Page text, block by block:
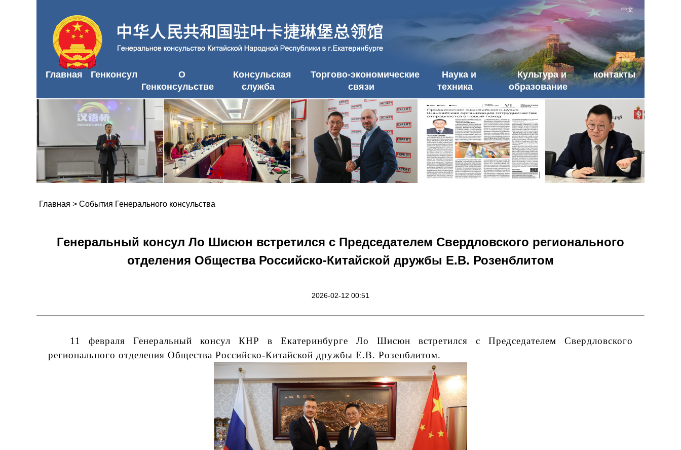
中文
Главная Генконсул
О
Генконсульстве
Консульская
служба
Торгово-экономические
связи
Наука и
техника
Культура и
образование
контакты
Главная > События Генерального консульства
Генеральный консул Ло Шисюн встретился с Председателем Свердловского регионального
отделения Общества Российско-Китайской дружбы Е.В. Розенблитом
2026-02-12 00:51
11 февраля Генеральный консул КНР в Екатеринбурге Ло Шисюн встретился с Председателем Свердловского
регионального отделения Общества Российско-Китайской дружбы Е.В. Розенблитом.